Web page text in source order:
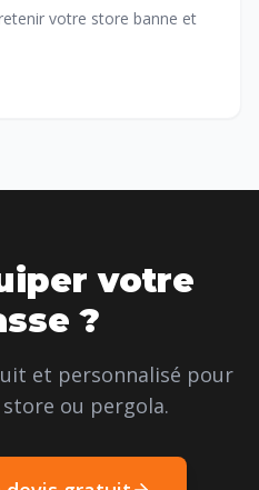
votre store banne et
votre
?
et personnalisé pour
ou pergola.